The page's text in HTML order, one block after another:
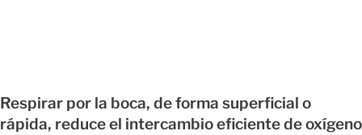
Respirar por la boca, de forma superficial o
rápida, reduce el intercambio eficiente de oxígeno